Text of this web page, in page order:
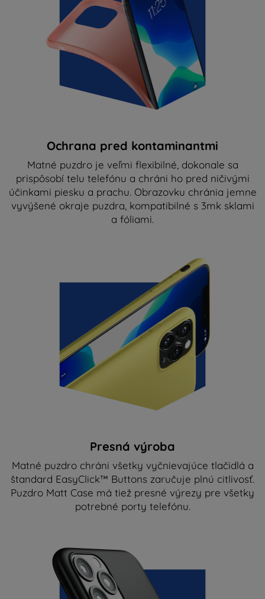
Ochrana pred kontaminantmi
Matné puzdro je veľmi flexibilné, dokonale sa
prispôsobí telu telefónu a chráni ho pred ničivými
účinkami piesku a prachu. Obrazovku chránia jemne
vyvýšené okraje puzdra, kompatibilné s 3mk sklami
a fóliami.
Presná výroba
Matné puzdro chráni všetky vyčnievajúce tlačidlá a
štandard EasyClick™ Buttons zaručuje plnú citlivosť.
Puzdro Matt Case má tiež presné výrezy pre všetky
potrebné porty telefónu.